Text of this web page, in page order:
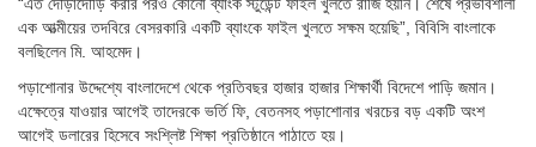
“এত দৌড়াদৌড়ি করার পরও কোনো ব্যাংক স্টুডেন্ট ফাইল খুলতে রাজি হয়নি। শেষে প্রভাবশালী
এক আত্মীয়ের তদবিরে বেসরকারি একটি ব্যাংকে ফাইল খুলতে সক্ষম হয়েছি”, বিবিসি বাংলাকে
বলছিলেন মি. আহমেদ।
পড়াশোনার উদ্দেশ্যে বাংলাদেশে থেকে প্রতিবছর হাজার হাজার শিক্ষার্থী বিদেশে পাড়ি জমান।
এক্ষেত্রে যাওয়ার আগেই তাদেরকে ভর্তি ফি, বেতনসহ পড়াশোনার খরচের বড় একটি অংশ
আগেই ডলারের হিসেবে সংশ্লিষ্ট শিক্ষা প্রতিষ্ঠানে পাঠাতে হয়।